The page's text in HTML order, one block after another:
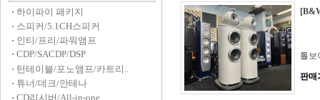
· 하이파이 패키지
· 스피커/5.1CH스피커
· 인티/프리/파워앰프
· CDP/SACDP/DSP
· 턴테이블/포노앰프/카트리..
· 튜너/데크/안테나
· CD리시버/All-in-one
톨보
판매